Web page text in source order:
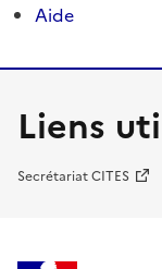
Aide
Liens
Secrétariat CITES